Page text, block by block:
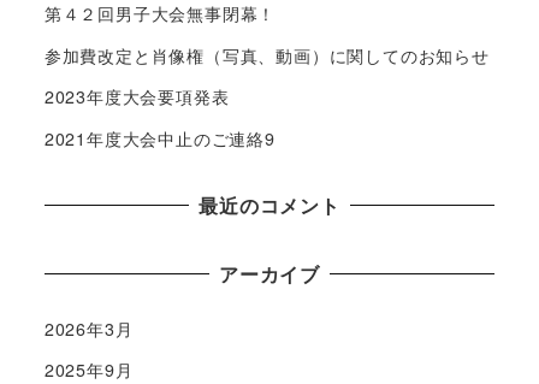
第４２回男子大会無事閉幕！
参加費改定と肖像権（写真、動画）に関してのお知らせ
2023年度大会要項発表
2021年度大会中止のご連絡9
最近のコメント
アーカイブ
2026年3月
2025年9月